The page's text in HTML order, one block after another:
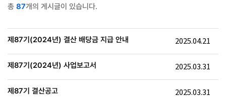
총 87개의 게시글이 있습니다.
제87기(2024년) 결산 배당금 지급 안내 2025.04.21
제87기(2024년) 사업보고서 2025.03.31
제87기 결산공고 2025.03.31